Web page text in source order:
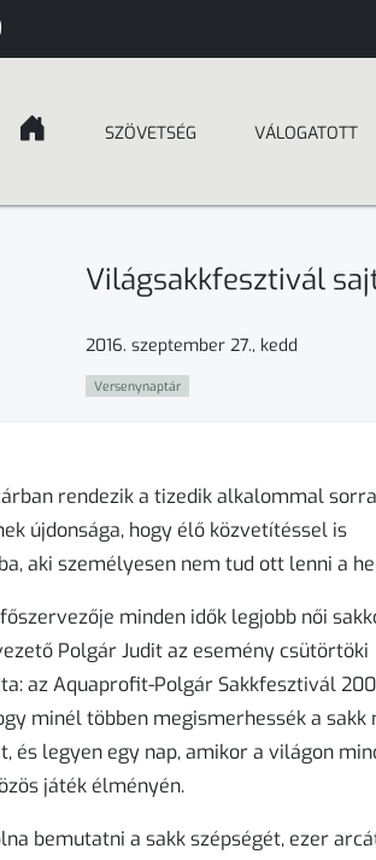
SZÖVETSÉG VÁLOGATOTT
Világsakkfesztivál
2016. szeptember 27., kedd
Versenynaptár
rendezik a tizedik alkalommal
újdonsága, hogy élő közvetítéssel is
aki személyesen nem tud ott lenni a
minden idők legjobb női
Polgár Judit az esemény csütörtöki
az Aquaprofit-Polgár Sakkfesztivál
minél többen megismerhessék a sakk
és legyen egy nap, amikor a világon
játék élményén.
bemutatni a sakk szépségét, ezer